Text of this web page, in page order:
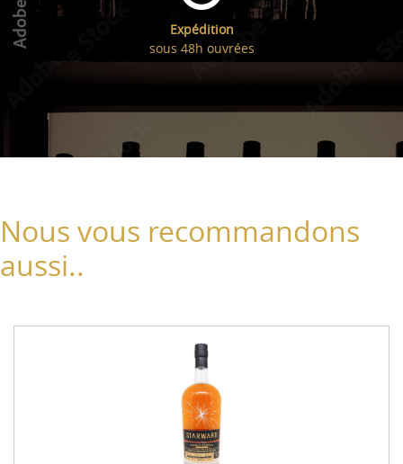
Expédition
sous 48h ouvrées
Nous vous recommandons
aussi..